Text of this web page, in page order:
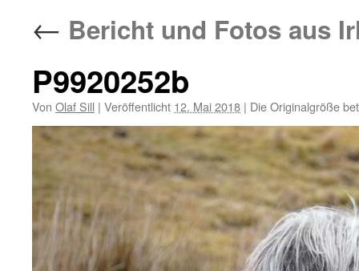
← Bericht und Fotos aus
P9920252b
Von Olaf Sill | Veröffentlicht 12. Mai 2018 | Die Originalgröße